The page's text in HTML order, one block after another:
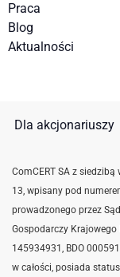
Praca
Blog
Aktualności
Dla akcjonariuszy
ComCERT SA z
13, wpisany pod
prowadzonego przez
Gospodarczy Krajowego
145934931, BDO
w całości, posiada